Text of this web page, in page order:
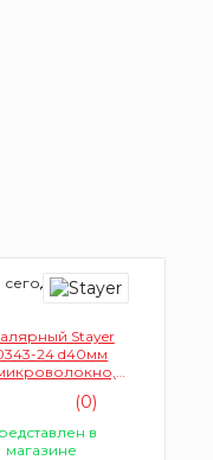
сегодня
Stayer
24 d40мм
(0)
в
магазине